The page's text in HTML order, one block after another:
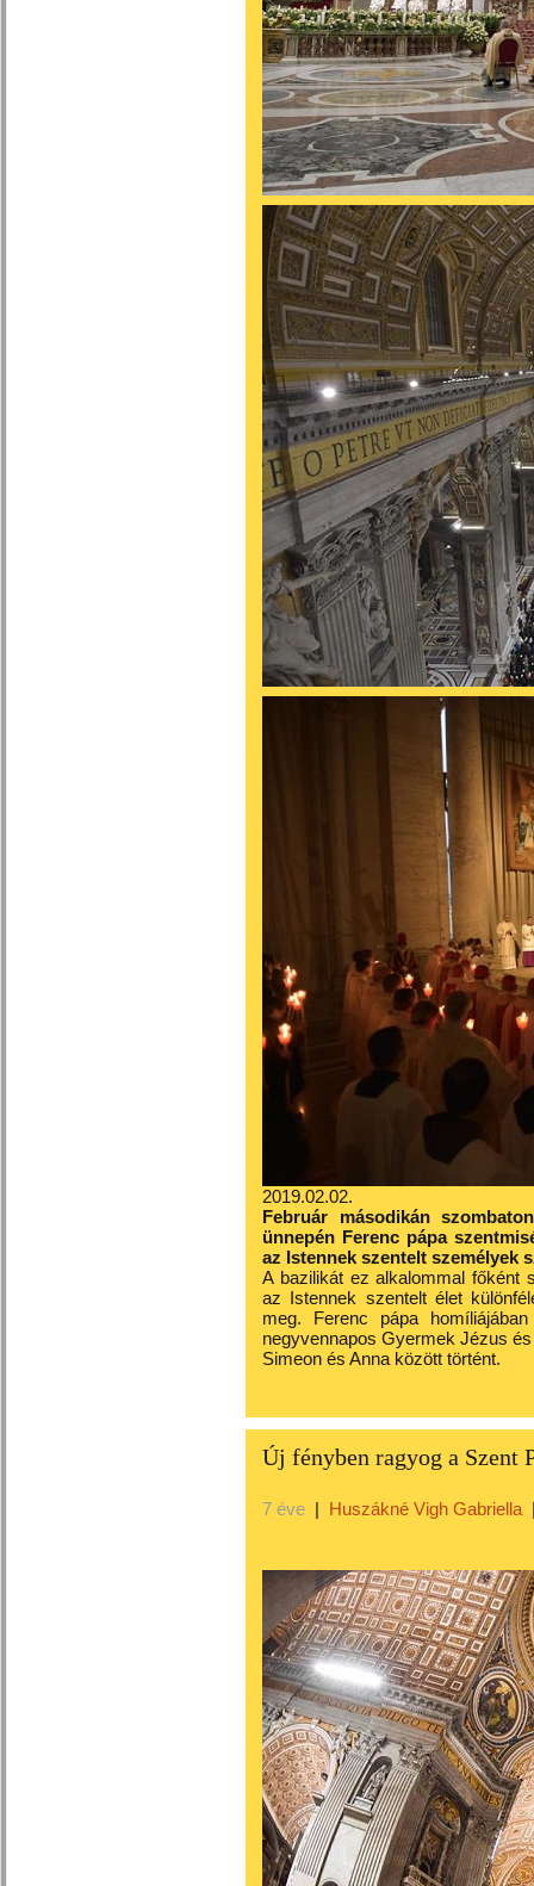
2019.02.02.
Február másodikán
ünnepén Ferenc pápa
az Istennek szentelt személyek
A bazilikát ez alkalommal főként
az Istennek szentelt élet
meg. Ferenc pápa
negyvennapos Gyermek Jézus
Simeon és Anna között történt.
Új fényben ragyog a Szent
7 éve | Huszákné Vigh Gabriella